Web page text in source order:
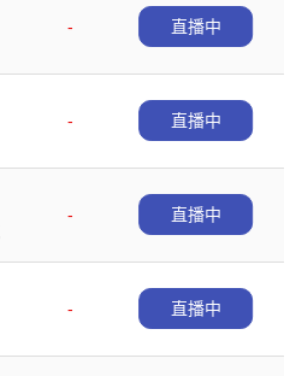
-
直播中
-
直播中
-
直播中
-
直播中